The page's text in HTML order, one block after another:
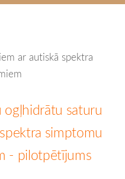
ar autiskā spektra
ogļhidrātu saturu
simptomu
- pilotpētījums